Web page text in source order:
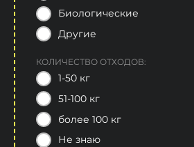
Биологические
Другие
КОЛИЧЕСТВО ОТХОДОВ:
1-50 кг
51-100 кг
более 100 кг
Не знаю